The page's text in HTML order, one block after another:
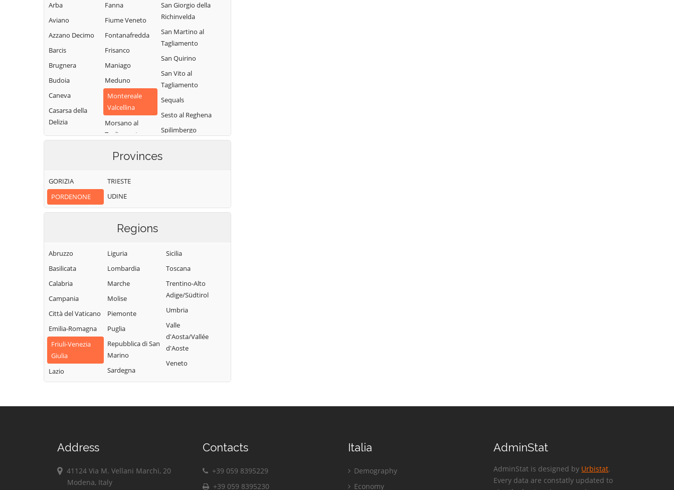
Arba
Aviano
Azzano Decimo
Barcis
Brugnera
Budoia
Caneva
Casarsa della
Delizia
Castelnovo del
Chions
Cimolais
Claut
Cordovado
Fanna
Fiume Veneto
Fontanafredda
Frisanco
Maniago
Meduno
Montereale
Valcellina
Morsano al
Tagliamento
Pordenone
Pordenone
Pordenone
Piano
San Giorgio della
Richinvelda
San Martino al
Tagliamento
San Quirino
San Vito al
Tagliamento
Sequals
Sesto al Reghena
Spilimbergo
Sopra
Vajont
Vito d'Asio
Vivaro
Zoppola
Provinces
GORIZIA
PORDENONE
TRIESTE
UDINE
Regions
Abruzzo
Basilicata
Calabria
Campania
Città del Vaticano
Emilia-Romagna
Friuli-Venezia
Giulia
Lazio
Liguria
Lombardia
Marche
Molise
Piemonte
Puglia
Repubblica di San
Marino
Sardegna
Sicilia
Toscana
Trentino-Alto
Adige/Südtirol
Umbria
Valle
d'Aosta/Vallée
d'Aoste
Veneto
Address
41124 Via M. Vellani Marchi, 20
Modena, Italy
Contacts
+39 059 8395229
+39 059 8395230
Italia
Demography
Economy
AdminStat
AdminStat is designed by Urbistat.
Every data are constatly updated to